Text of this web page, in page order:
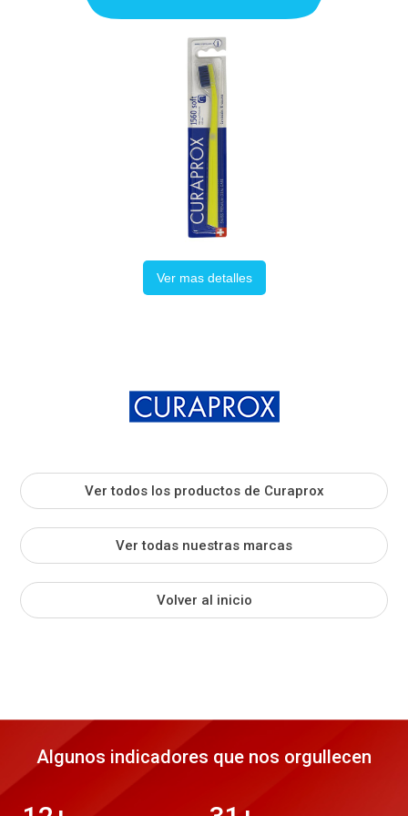
Ver mas detalles
Ver todos los productos de Curaprox
Ver todas nuestras marcas
Volver al inicio
Algunos indicadores que nos orgullecen